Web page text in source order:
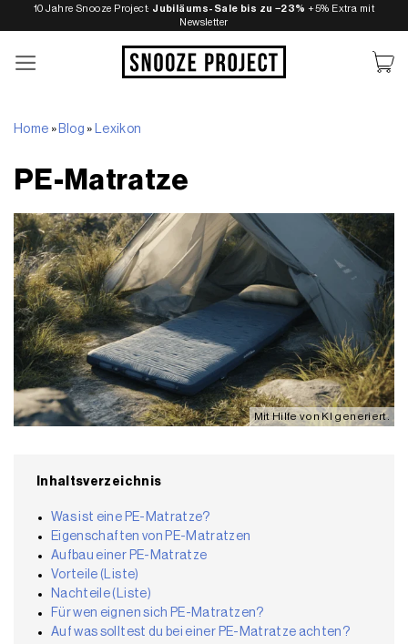
Inhalt
springen
10 Jahre Snooze Project: Jubiläums-Sale bis zu −23% +5% Extra mit
Newsletter
Home » Blog » Lexikon
PE-Matratze
Mit Hilfe von KI generiert.
Inhaltsverzeichnis
Was ist eine PE-Matratze?
Eigenschaften von PE-Matratzen
Aufbau einer PE-Matratze
Vorteile (Liste)
Nachteile (Liste)
Für wen eignen sich PE-Matratzen?
Auf was solltest du bei einer PE-Matratze achten?